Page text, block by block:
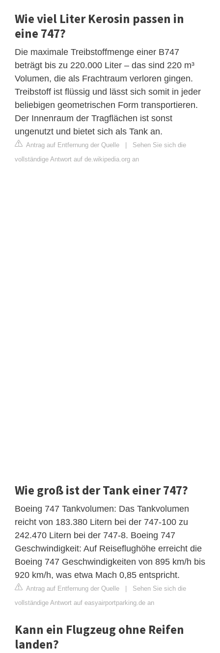
Wie viel Liter Kerosin passen in
eine 747?
Die maximale Treibstoffmenge einer B747
beträgt bis zu 220.000 Liter – das sind 220 m³
Volumen, die als Frachtraum verloren gingen.
Treibstoff ist flüssig und lässt sich somit in jeder
beliebigen geometrischen Form transportieren.
Der Innenraum der Tragflächen ist sonst
ungenutzt und bietet sich als Tank an.
Antrag auf Entfernung der Quelle | Sehen Sie sich die
vollständige Antwort auf de.wikipedia.org an
Wie groß ist der Tank einer 747?
Boeing 747 Tankvolumen: Das Tankvolumen
reicht von 183.380 Litern bei der 747-100 zu
242.470 Litern bei der 747-8. Boeing 747
Geschwindigkeit: Auf Reiseflughöhe erreicht die
Boeing 747 Geschwindigkeiten von 895 km/h bis
920 km/h, was etwa Mach 0,85 entspricht.
Antrag auf Entfernung der Quelle | Sehen Sie sich die
vollständige Antwort auf easyairportparking.de an
Kann ein Flugzeug ohne Reifen
landen?